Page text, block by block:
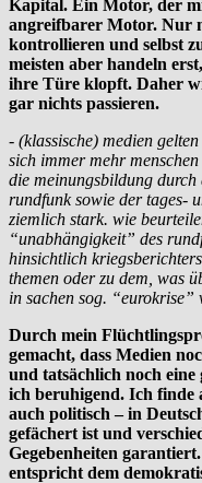
Kapital. Ein Motor, der
angreifbarer Motor. Nur
kontrollieren und selbst
meisten aber handeln
ihre Türe klopft. Daher
gar nichts passieren.
- (klassische) medien
sich immer mehr
die meinungsbildung
rundfunk sowie der tages-
ziemlich stark. wie
“unabhängigkeit” des
hinsichtlich
themen oder zu dem, was
in sachen sog. “eurokrise”
Durch mein
gemacht, dass Medien
und tatsächlich noch eine
ich beruhigend. Ich finde
auch politisch – in
gefächert ist und
Gegebenheiten
entspricht dem